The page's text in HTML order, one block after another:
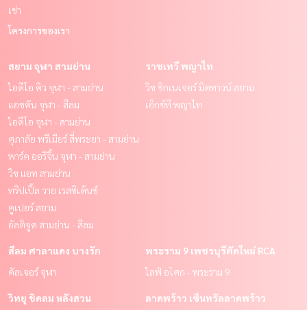
เช่า
โครงการของเรา
สยาม จุฬา สามย่าน
ไอดีโอ คิว จุฬา - สามย่าน
แอชตัน จุฬา - สีลม
ไอดีโอ จุฬา - สามย่าน
ศุภาลัย พรีเมียร์ สี่พระยา - สามย่าน
พาร์ค ออริจิ้น จุฬา - สามย่าน
วิช แอท สามย่าน
ทริปเปิ้ล วาย เรสซิเด้นซ์
คูเปอร์ สยาม
อัลติจูด สามย่าน - สีลม
ราชเทวี พญาไท
วิช ซิกเนเจอร์ มิดทาวน์ สยาม
เอ็กซ์ที พญาไท
สีลม ศาลาแดง บางรัก
คัลเจอร์ จุฬา
พระราม 9 เพชรบุรีตัดใหม่ RCA
ไลฟ์ อโศก - พระราม 9
วิทยุ ชิดลม หลังสวน ลาดพร้าว เซ็นทรัลลาดพร้าว